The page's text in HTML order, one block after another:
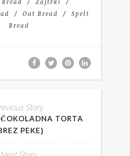
Oat Bread
Spelt
Bread
Story
TORTA
PEKE}